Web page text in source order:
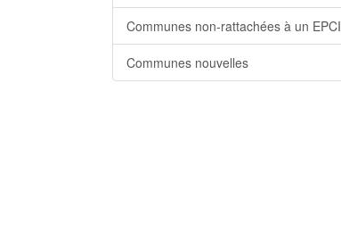
Communes non-rattachées à un EPCI
Communes nouvelles